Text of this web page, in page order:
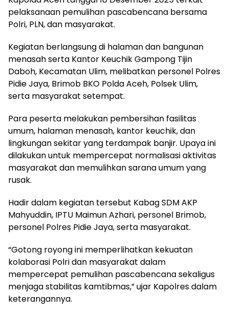
pelaksanaan pemulihan pascabencana bersama
Polri, PLN, dan masyarakat.
Kegiatan berlangsung di halaman dan bangunan
menasah serta Kantor Keuchik Gampong Tijin
Daboh, Kecamatan Ulim, melibatkan personel Polres
Pidie Jaya, Brimob BKO Polda Aceh, Polsek Ulim,
serta masyarakat setempat.
Para peserta melakukan pembersihan fasilitas
umum, halaman menasah, kantor keuchik, dan
lingkungan sekitar yang terdampak banjir. Upaya ini
dilakukan untuk mempercepat normalisasi aktivitas
masyarakat dan memulihkan sarana umum yang
rusak.
Hadir dalam kegiatan tersebut Kabag SDM AKP
Mahyuddin, IPTU Maimun Azhari, personel Brimob,
personel Polres Pidie Jaya, serta masyarakat.
“Gotong royong ini memperlihatkan kekuatan
kolaborasi Polri dan masyarakat dalam
mempercepat pemulihan pascabencana sekaligus
menjaga stabilitas kamtibmas,” ujar Kapolres dalam
keterangannya.